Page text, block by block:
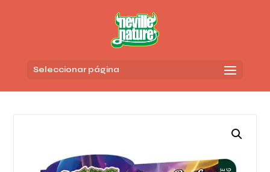
Seleccionar página